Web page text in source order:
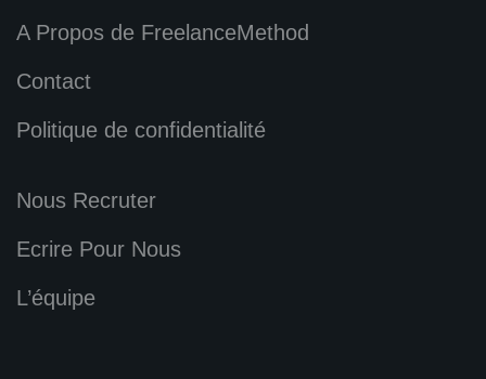
A Propos de FreelanceMethod
Contact
Politique de confidentialité
Nous Recruter
Ecrire Pour Nous
L’équipe